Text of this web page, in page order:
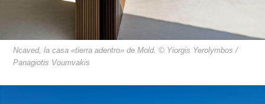
Ncaved, la casa «tierra adentro» de Mold. © Yiorgis Yerolymbos /
Panagiotis Voumvakis